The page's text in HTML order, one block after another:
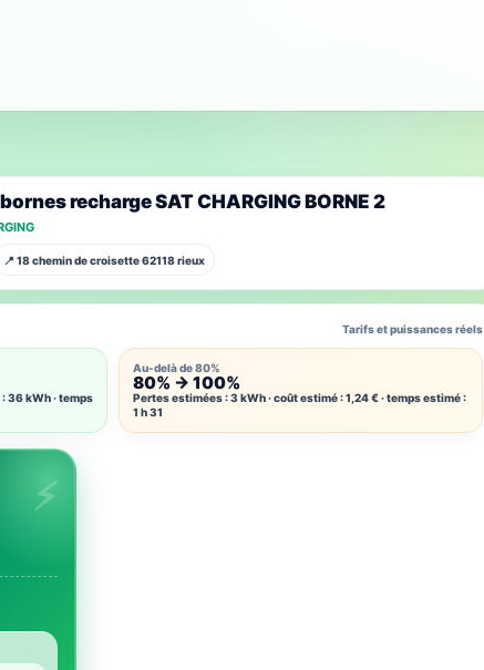
recharge SAT CHARGING BORNE 2
📍 18 chemin de croisette 62118 rieux
Tarifs et puissances réels
36 kWh · temps
Au-delà de 80%
80% → 100%
Pertes estimées : 3 kWh · coût estimé : 1,24 € · temps estimé :
1 h 31